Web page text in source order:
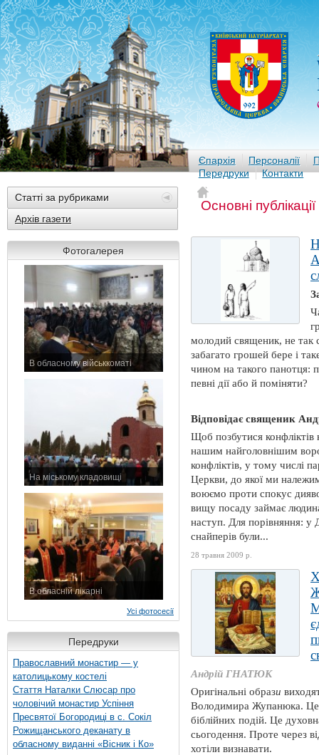
Єпархія Персоналії
Передруки
Контакти
Статті за рубриками
Архів газети
Фотогалерея
В обласному військкоматі
На міському кладовищі
В обласній лікарні
Усі фотосесії
Передруки
Православний монастир — у
католицькому костелі
Стаття Наталки Слюсар про
чоловічий монастир Успіння
Пресвятої Богородиці в с. Сокіл
Рожищанського деканату в
обласному виданні «Вісник і Ко»
Основні
молодий священик, не так
забагато грошей бере і
чином на такого панотця:
певні дії або й поміняти?
Відповідає священик
Щоб позбутися конфліктів
нашим найголовнішим
конфліктів, у тому числі
Церкви, до якої ми
воюємо проти спокус
вищу посаду займає
наступ. Для порівняння: у
снайперів були...
28 травня 2009 р.
Андрій ГНАТЮК
Оригінальні образи
Володимира Жупанюка. Це
біблійних подій. Це
сьогодення. Проте через
хотіли визнавати.